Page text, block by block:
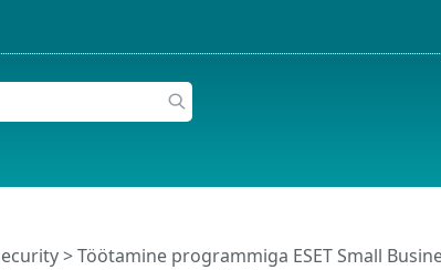
>Töötamine programmiga ESET Small